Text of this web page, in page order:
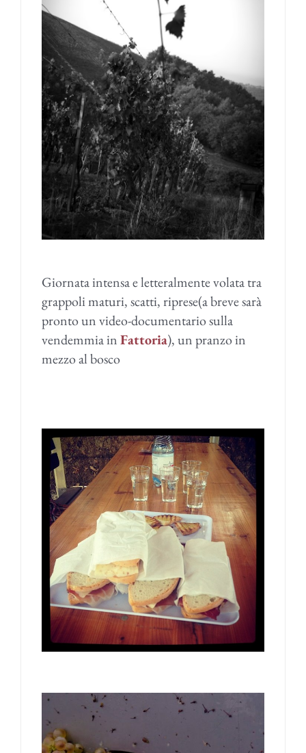
Giornata intensa e letteralmente volata tra
grappoli maturi, scatti, riprese(a breve sarà
pronto un video-documentario sulla
vendemmia inFattoria), un pranzo in
mezzo al bosco